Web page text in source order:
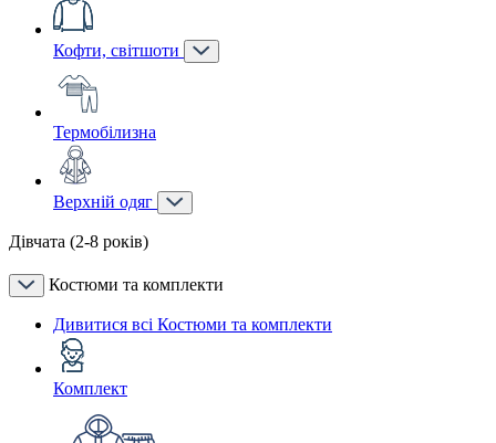
Кофти, світшоти
Термобілизна
Верхній одяг
Дівчата (2-8 років)
Костюми та комплекти
Дивитися всі Костюми та комплекти
Комплект